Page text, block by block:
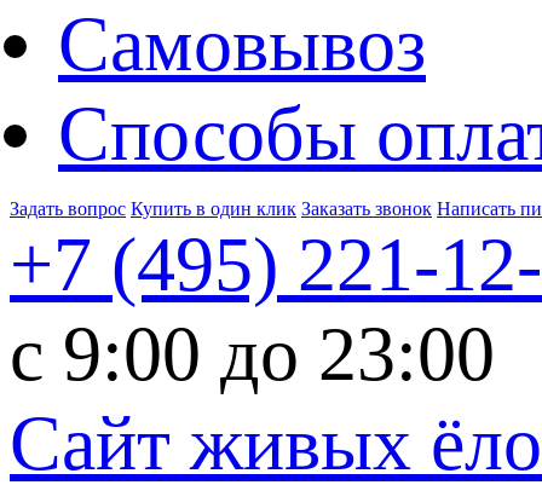
Самовывоз
Способы
Задать вопрос Купить в один клик Заказать звонок Написать
+7 (495) 221-
c 9:00 до 23:00
Сайт живых